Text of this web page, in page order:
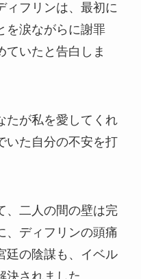
ィフリンは、最初に
を涙ながらに謝罪
ていたと告白しま
たが私を愛してくれ
いた自分の不安を打
、二人の間の壁は完
、ディフリンの頭痛
廷の陰謀も、イベル
されました。